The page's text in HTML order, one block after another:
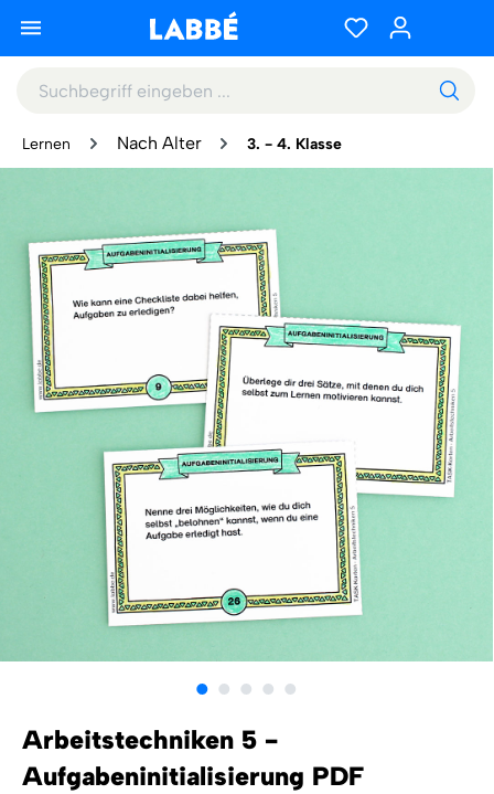
Lernen Nach Alter 3. - 4. Klasse
Arbeitstechniken 5 -
Aufgabeninitialisierung PDF